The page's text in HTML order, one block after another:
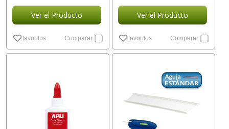
Ver el Producto
favoritos Comparar
Ver el Producto
favoritos Comparar